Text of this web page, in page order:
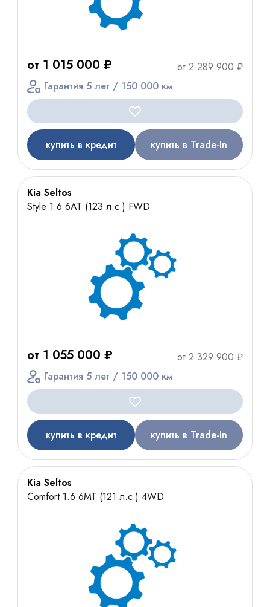
от 1 015 000 ₽
от 2 289 900 ₽
Гарантия 5 лет / 150 000 км
купить в кредит купить в Trade-In
Kia Seltos
Style 1.6 6АТ (123 л.с.) FWD
от 1 055 000 ₽
от 2 329 900 ₽
Гарантия 5 лет / 150 000 км
купить в кредит купить в Trade-In
Kia Seltos
Comfort 1.6 6МТ (121 л.с.) 4WD